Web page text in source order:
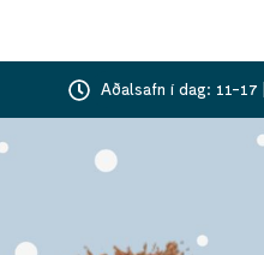
Aðalsafn í dag: 11-17